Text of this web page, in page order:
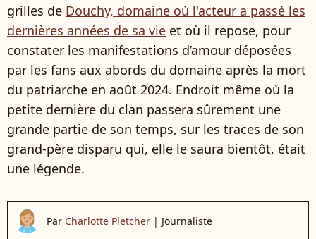
grilles de Douchy, domaine où l'acteur a passé les
dernières années de sa vie et où il repose, pour
constater les manifestations d’amour déposées
par les fans aux abords du domaine après la mort
du patriarche en août 2024. Endroit même où la
petite dernière du clan passera sûrement une
grande partie de son temps, sur les traces de son
grand-père disparu qui, elle le saura bientôt, était
une légende.
Par Charlotte Pletcher | Journaliste